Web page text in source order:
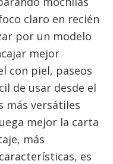
claro en recién
por un modelo
mejor
con piel, paseos
de usar desde el
más versátiles
mejor la carta
más
es